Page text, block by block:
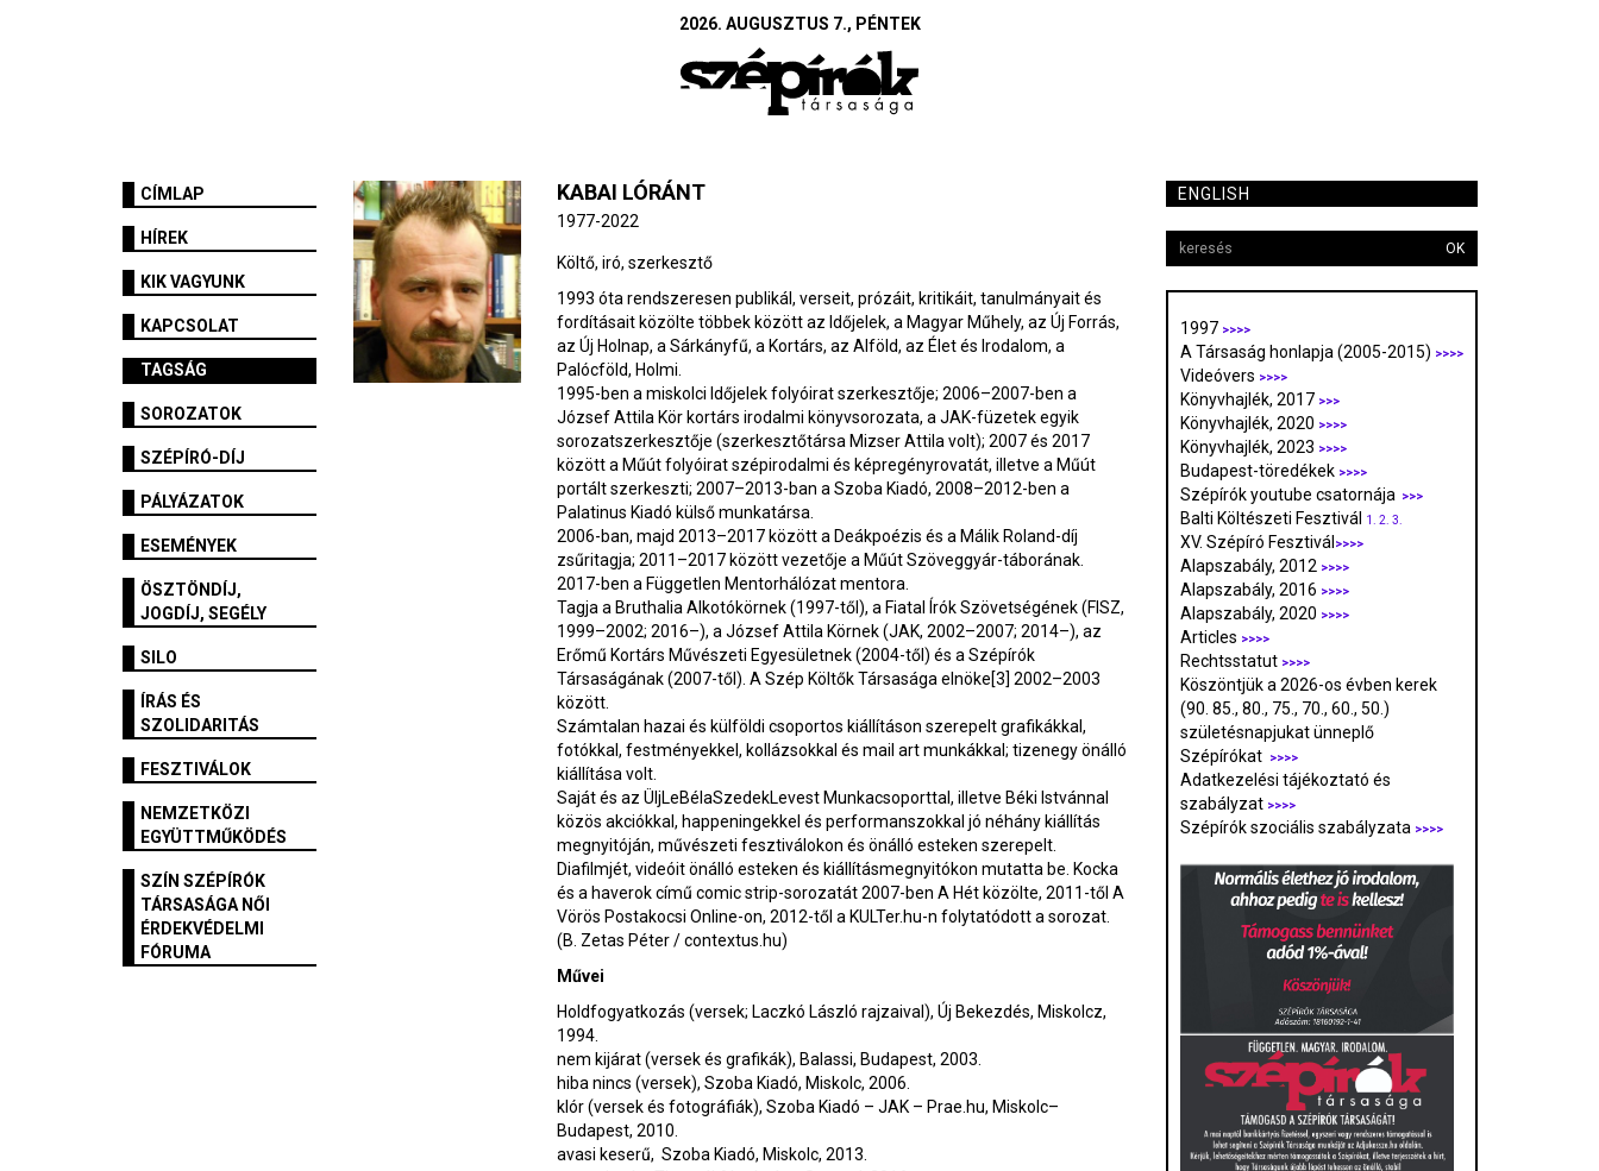
2026. AUGUSZTUS 7., PÉNTEK
CÍMLAP
HÍREK
KIK VAGYUNK
KAPCSOLAT
TAGSÁG
SOROZATOK
SZÉPÍRÓ-DÍJ
PÁLYÁZATOK
ESEMÉNYEK
ÖSZTÖNDÍJ,
JOGDÍJ, SEGÉLY
SILO
ÍRÁS ÉS
SZOLIDARITÁS
FESZTIVÁLOK
NEMZETKÖZI
EGYÜTTMŰKÖDÉS
SZÍN SZÉPÍRÓK
TÁRSASÁGA NŐI
ÉRDEKVÉDELMI
FÓRUMA
KABAI LÓRÁNT
1977-2022
Költő, iró, szerkesztő
1993 óta rendszeresen publikál, verseit, prózáit, kritikáit, tanulmányait és
fordításait közölte többek között az Időjelek, a Magyar Műhely, az Új Forrás,
az Új Holnap, a Sárkányfű, a Kortárs, az Alföld, az Élet és Irodalom, a
Palócföld, Holmi.
1995-ben a miskolci Időjelek folyóirat szerkesztője; 2006–2007-ben a
József Attila Kör kortárs irodalmi könyvsorozata, a JAK-füzetek egyik
sorozatszerkesztője (szerkesztőtársa Mizser Attila volt); 2007 és 2017
között a Műút folyóirat szépirodalmi és képregényrovatát, illetve a Műút
portált szerkeszti; 2007–2013-ban a Szoba Kiadó, 2008–2012-ben a
Palatinus Kiadó külső munkatársa.
2006-ban, majd 2013–2017 között a Deákpoézis és a Málik Roland-díj
zsűritagja; 2011–2017 között vezetője a Műút Szöveggyár-táborának.
2017-ben a Független Mentorhálózat mentora.
Tagja a Bruthalia Alkotókörnek (1997-től), a Fiatal Írók Szövetségének (FISZ,
1999–2002; 2016–), a József Attila Körnek (JAK, 2002–2007; 2014–), az
Erőmű Kortárs Művészeti Egyesületnek (2004-től) és a Szépírók
Társaságának (2007-től). A Szép Költők Társasága elnöke[3] 2002–2003
között.
Számtalan hazai és külföldi csoportos kiállításon szerepelt grafikákkal,
fotókkal, festményekkel, kollázsokkal és mail art munkákkal; tizenegy önálló
kiállítása volt.
Saját és az ÜljLeBélaSzedekLevest Munkacsoporttal, illetve Béki Istvánnal
közös akciókkal, happeningekkel és performanszokkal jó néhány kiállítás
megnyitóján, művészeti fesztiválokon és önálló esteken szerepelt.
Diafilmjét, videóit önálló esteken és kiállításmegnyitókon mutatta be. Kocka
és a haverok című comic strip-sorozatát 2007-ben A Hét közölte, 2011-től A
Vörös Postakocsi Online-on, 2012-től a KULTer.hu-n folytatódott a sorozat.
(B. Zetas Péter / contextus.hu)
Művei
Holdfogyatkozás (versek; Laczkó László rajzaival), Új Bekezdés, Miskolcz,
1994.
nem kijárat (versek és grafikák), Balassi, Budapest, 2003.
hiba nincs (versek), Szoba Kiadó, Miskolc, 2006.
klór (versek és fotográfiák), Szoba Kiadó – JAK – Prae.hu, Miskolc–
Budapest, 2010.
avasi keserű, Szoba Kiadó, Miskolc, 2013.
ENGLISH
OK
1997 >>>>
A Társaság honlapja (2005-2015) >>>>
Videóvers >>>>
Könyvhajlék, 2017 >>>
Könyvhajlék, 2020 >>>>
Könyvhajlék, 2023 >>>>
Budapest-töredékek >>>>
Szépírók youtube csatornája >>>
Balti Költészeti Fesztivál 1. 2. 3.
XV. Szépíró Fesztivál >>>>
Alapszabály, 2012 >>>>
Alapszabály, 2016 >>>>
Alapszabály, 2020 >>>>
Articles >>>>
Rechtsstatut >>>>
Köszöntjük a 2026-os évben kerek
(90. 85., 80., 75., 70., 60., 50.)
születésnapjukat ünneplő
Szépírókat
>>>>
Adatkezelési tájékoztató és
szabályzat >>>>
Szépírók szociális szabályzata >>>>